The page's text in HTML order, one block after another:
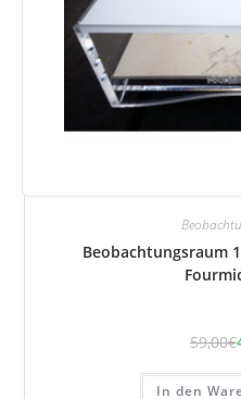
Beobachtungsraum
59,00€
In den